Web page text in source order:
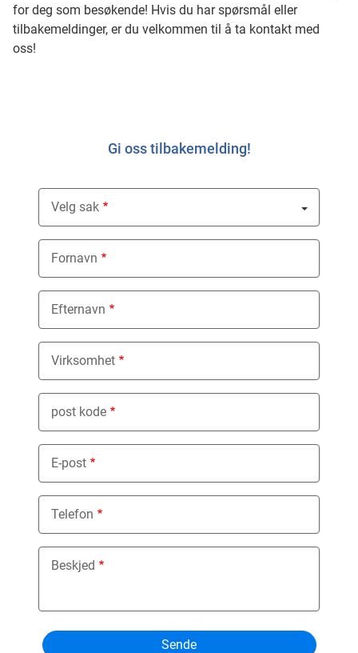
for deg som besøkende! Hvis du har spørsmål eller
tilbakemeldinger, er du velkommen til å ta kontakt med
oss!
Gi oss tilbakemelding!
Velg sak
Nothing selected
Fornavn
Efternavn
Virksomhet
post kode
E-post
Telefon
Beskjed